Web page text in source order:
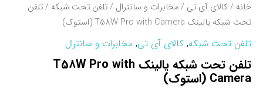
خانه /کالای آی تی /مخابرات و سانترال /تلفن تحت شبکه / تلفن
تحت شبکه یالینک T58W Pro with Camera (استوک)
تلفن تحت شبکه, کالای آی تی, مخابرات و سانترال
تلفن تحت شبکه یالینک T58W Pro with
Camera (استوک)